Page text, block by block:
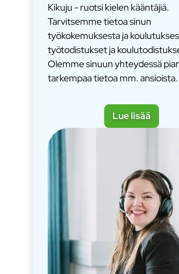
Kikuju - ruotsi kielen kääntäjiä.
Tarvitsemme tietoa sinun
työkokemuksesta ja
työtodistukset ja
Olemme sinuun yhteydessä
tarkempaa tietoa mm. ansioista.
Lue lisää